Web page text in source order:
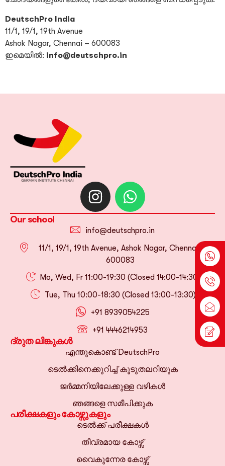
DeutschPro India
11/1, 19/1, 19th Avenue
Ashok Nagar, Chennai – 600083
ഇമെയിൽ: info@deutschpro.in
Our school
info@deutschpro.in
11/1, 19/1, 19th Avenue, Ashok Nagar, Chennai-
600083
Mo, Wed, Fr 11:00-19:30 (Closed 14:00-14:30)
Tue, Thu 10:00-18:30 (Closed 13:00-13:30)
+91 8939054225
+91 4446214953
ദ്രുത ലിങ്കുകൾ
എന്തുകൊണ്ട് DeutschPro
ടെൽക്കിനെക്കുറിച്ച് കൂടുതലറിയുക
ജർമ്മനിയിലേക്കുള്ള വഴികൾ
ഞങ്ങളെ സമീപിക്കുക
പരീക്ഷകളും കോഴ്സുകളും
ടെൽക്ക് പരീക്ഷകൾ
തീവ്രമായ കോഴ്സ്
വൈകുന്നേര കോഴ്സ്